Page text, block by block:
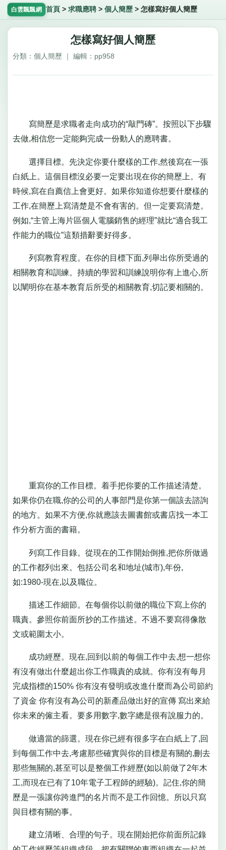
白雲飄飄網 首頁 > 求職應聘> 個人簡歷> 怎樣寫好個人簡歷
怎樣寫好個人簡歷
分類：個人簡歷 ｜ 編輯：pp958
寫簡歷是求職者走向成功的“敲門磚”。按照以下步驟
去做,相信您一定能夠完成一份動人的應聘書。
選擇目標。先決定你要什麼樣的工作,然後寫在一張
白紙上。這個目標沒必要一定要出現在你的簡歷上。有
時候,寫在自薦信上會更好。如果你知道你想要什麼樣的
工作,在簡歷上寫清楚是不會有害的。但一定要寫清楚。
例如,“主管上海片區個人電腦銷售的經理”就比“適合我工
作能力的職位”這類措辭要好得多。
列寫教育程度。在你的目標下面,列舉出你所受過的
相關教育和訓練。持續的學習和訓練說明你有上進心,所
以闡明你在基本教育后所受的相關教育,切記要相關的。
重寫你的工作目標。着手把你要的工作描述清楚。
如果你仍在職,你的公司的人事部門是你第一個該去諮詢
的地方。如果不方便,你就應該去圖書館或書店找一本工
作分析方面的書籍。
列寫工作目錄。從現在的工作開始倒推,把你所做過
的工作都列出來。包括公司名和地址(城市),年份,
如:1980-現在,以及職位。
描述工作細節。在每個你以前做的職位下寫上你的
職責。參照你前面所抄的工作描述。不過不要寫得像散
文或範圍太小。
成功經歷。現在,回到以前的每個工作中去,想一想你
有沒有做出什麼超出你工作職責的成就。你有沒有每月
完成指標的150% 你有沒有發明或改進什麼而為公司節約
了資金 你有沒有為公司的新產品做出好的宣傳 寫出來給
你未來的僱主看。要多用數字,數字總是很有說服力的。
做適當的篩選。現在你已經有很多字在白紙上了,回
到每個工作中去,考慮那些確實與你的目標是有關的,刪去
那些無關的,甚至可以是整個工作經歷(如以前做了2年木
工,而現在已有了10年電子工程師的經驗)。記住,你的簡
歷是一張讓你跨進門的名片而不是工作回憶。所以只寫
與目標有關的事。
建立清晰、合理的句子。現在開始把你前面所記錄